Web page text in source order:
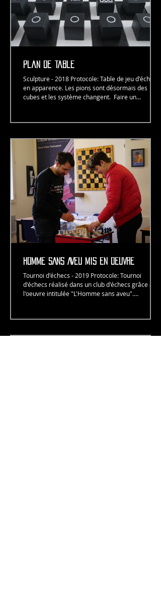
plan de table
Sculpture - 2018 Protocole: Table de jeu d'échecs
en apparence. Les pions sont désormais des
cubes et les système changent. ​ Faire un...
HOMME SANS AVEU MIS EN OEUVRE
Tournoi d'échecs - 2019 Protocole: Tournoi
d'échecs réalisé dans un club d'échecs grâce à
l'oeuvre intitulée "L'Homme sans aveu".